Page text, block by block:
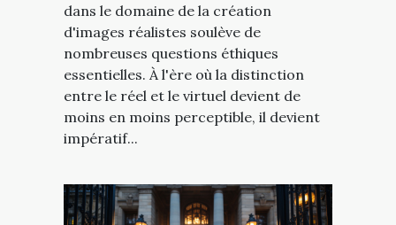
dans le domaine de la création
d'images réalistes soulève de
nombreuses questions éthiques
essentielles. À l'ère où la distinction
entre le réel et le virtuel devient de
moins en moins perceptible, il devient
impératif...